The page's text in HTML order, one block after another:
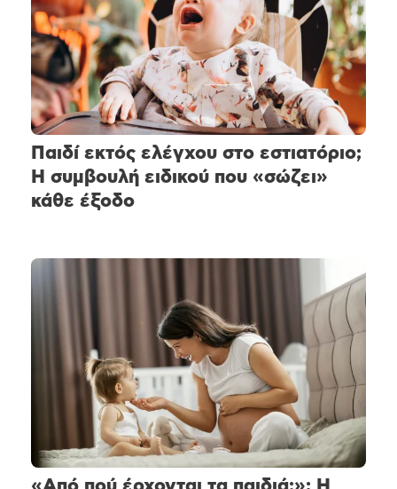
Παιδί εκτός ελέγχου στο εστιατόριο;
Η συμβουλή ειδικού που «σώζει»
κάθε έξοδο